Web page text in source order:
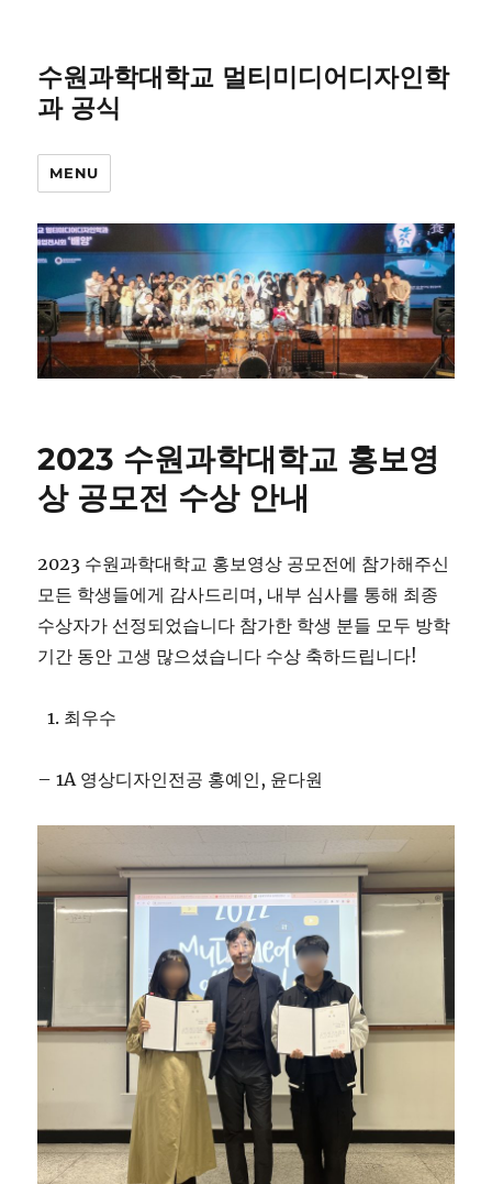
수원과학대학교 멀티미디어디자인학
과 공식
MENU
2023 수원과학대학교 홍보영
상 공모전 수상 안내
2023 수원과학대학교 홍보영상 공모전에 참가해주신
모든 학생들에게 감사드리며, 내부 심사를 통해 최종
수상자가 선정되었습니다 참가한 학생 분들 모두 방학
기간 동안 고생 많으셨습니다 수상 축하드립니다!
최우수
– 1A 영상디자인전공 홍예인, 윤다원